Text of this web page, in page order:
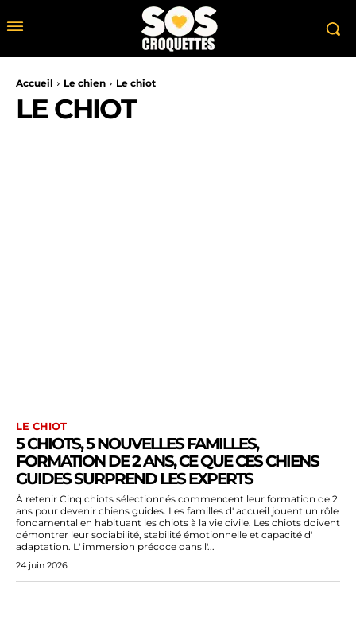
Accueil Le chien Le chiot
LE CHIOT
LE CHIOT
5 CHIOTS, 5 NOUVELLES FAMILLES,
FORMATION DE 2 ANS, CE QUE CES CHIENS
GUIDES SURPREND LES EXPERTS
À retenir Cinq chiots sélectionnés commencent leur formation de 2
ans pour devenir chiens guides. Les familles d' accueil jouent un rôle
fondamental en habituant les chiots à la vie civile. Les chiots doivent
démontrer leur sociabilité, stabilité émotionnelle et capacité d'
adaptation. L' immersion précoce dans l'...
24 juin 2026